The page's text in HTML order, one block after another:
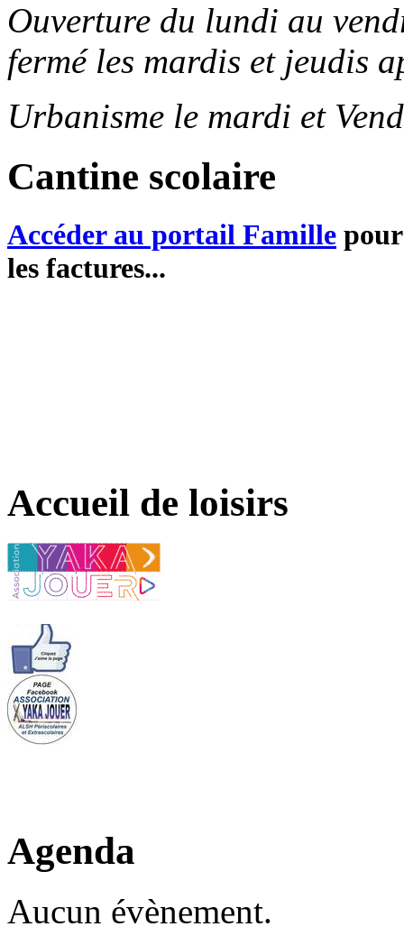
Ouverture du lundi au
fermé les mardis et jeudis
Urbanisme le mardi et
Cantine scolaire
Accéder au portail Famille
les factures...
Accueil de loisirs
Agenda
Aucun évènement.